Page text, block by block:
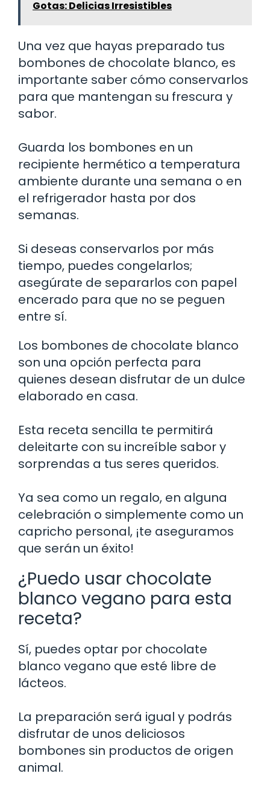
Gotas: Delicias Irresistibles
Una vez que hayas preparado tus
bombones de chocolate blanco, es
importante saber cómo conservarlos
para que mantengan su frescura y
sabor.
Guarda los bombones en un
recipiente hermético a temperatura
ambiente durante una semana o en
el refrigerador hasta por dos
semanas.
Si deseas conservarlos por más
tiempo, puedes congelarlos;
asegúrate de separarlos con papel
encerado para que no se peguen
entre sí.
Los bombones de chocolate blanco
son una opción perfecta para
quienes desean disfrutar de un dulce
elaborado en casa.
Esta receta sencilla te permitirá
deleitarte con su increíble sabor y
sorprendas a tus seres queridos.
Ya sea como un regalo, en alguna
celebración o simplemente como un
capricho personal, ¡te aseguramos
que serán un éxito!
¿Puedo usar chocolate
blanco vegano para esta
receta?
Sí, puedes optar por chocolate
blanco vegano que esté libre de
lácteos.
La preparación será igual y podrás
disfrutar de unos deliciosos
bombones sin productos de origen
animal.